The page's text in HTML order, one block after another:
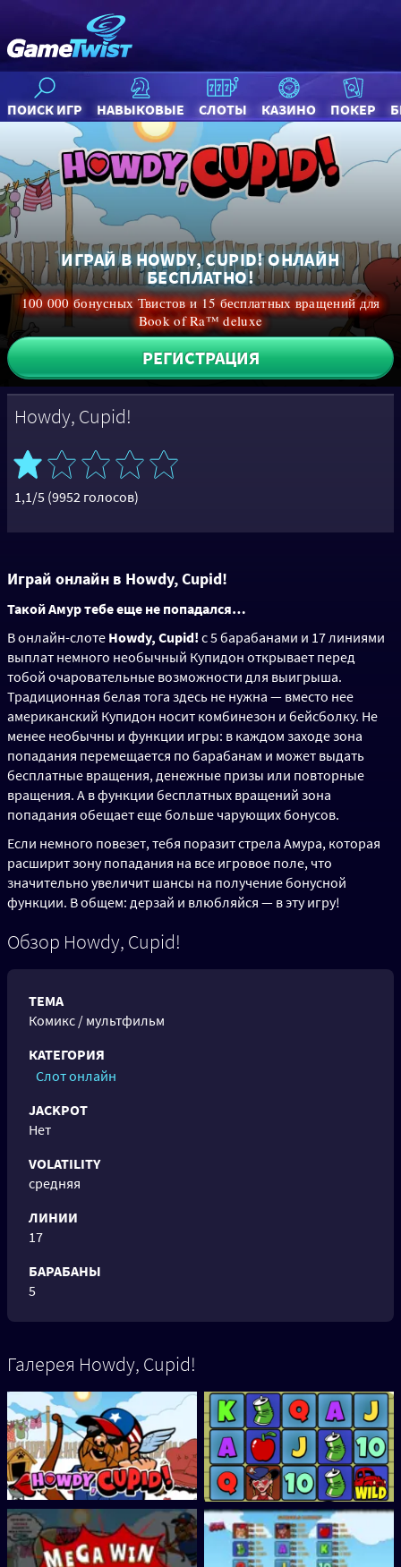
ПОИСК ИГР НАВЫКОВЫЕ СЛОТЫ КАЗИНО ПОКЕР
ИГРАЙ В HOWDY, CUPID! ОНЛАЙН
БЕСПЛАТНО!
100 000 бонусных Твистов и 15 бесплатных вращений для
Book of Ra™ deluxe
РЕГИСТРАЦИЯ
Howdy, Cupid!
1,1/5 (9952 голосов)
Играй онлайн в Howdy, Cupid!
Такой Амур тебе еще не попадался…
В онлайн-слоте Howdy, Cupid! с 5 барабанами и 17 линиями
выплат немного необычный Купидон открывает перед
тобой очаровательные возможности для выигрыша.
Традиционная белая тога здесь не нужна — вместо нее
американский Купидон носит комбинезон и бейсболку. Не
менее необычны и функции игры: в каждом заходе зона
попадания перемещается по барабанам и может выдать
бесплатные вращения, денежные призы или повторные
вращения. А в функции бесплатных вращений зона
попадания обещает еще больше чарующих бонусов.
Если немного повезет, тебя поразит стрела Амура, которая
расширит зону попадания на все игровое поле, что
значительно увеличит шансы на получение бонусной
функции. В общем: дерзай и влюбляйся — в эту игру!
Обзор Howdy, Cupid!
ТЕМА
Комикс / мультфильм
КАТЕГОРИЯ
Слот онлайн
JACKPOT
Нет
VOLATILITY
средняя
ЛИНИИ
17
БАРАБАНЫ
5
Галерея Howdy, Cupid!